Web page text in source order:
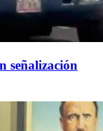
señalización